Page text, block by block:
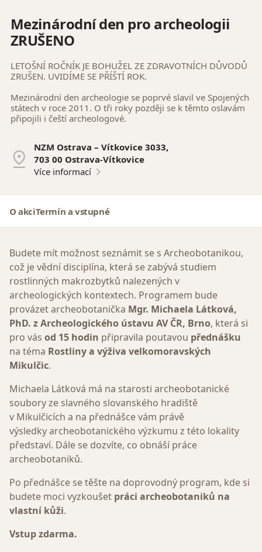
Mezinárodní den pro archeologii
ZRUŠENO
LETOŠNÍ ROČNÍK JE BOHUŽEL ZE ZDRAVOTNÍCH DŮVODŮ
ZRUŠEN. UVIDÍME SE PŘÍŠTÍ ROK.
Mezinárodní den archeologie se poprvé slavil ve Spojených
státech v roce 2011. O tři roky později se k těmto oslavám
připojili i čeští archeologové.
NZM Ostrava – Vítkovice 3033,
703 00 Ostrava-Vítkovice
Více informací
O akciTermín a vstupné
Budete mít možnost seznámit se s Archeobotanikou,
což je vědní disciplína, která se zabývá studiem
rostlinných makrozbytků nalezených v
archeologických kontextech. Programem bude
provázet archeobotanička Mgr. Michaela Látková,
PhD. z Archeologického ústavu AV ČR, Brno, která si
pro vás od 15 hodin připravila poutavou přednášku
na téma Rostliny a výživa velkomoravských
Mikulčic.
Michaela Látková má na starosti archeobotanické
soubory ze slavného slovanského hradiště
v Mikulčicích a na přednášce vám právě
výsledky archeobotanického výzkumu z této lokality
představí. Dále se dozvíte, co obnáší práce
archeobotaniků.
Po přednášce se těšte na doprovodný program, kde si
budete moci vyzkoušet práci archeobotaniků na
vlastní kůži.
Vstup zdarma.